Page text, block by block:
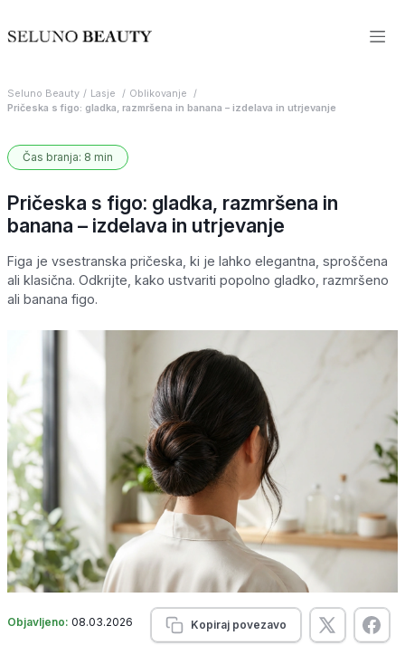
Seluno Beauty Lasje
Oblikovanje
Pričeska s figo: gladka, razmršena in banana – izdelava in utrjevanje
Čas branja: 8 min
Pričeska s figo: gladka, razmršena in
banana – izdelava in utrjevanje
Figa je vsestranska pričeska, ki je lahko elegantna, sproščena
ali klasična. Odkrijte, kako ustvariti popolno gladko, razmršeno
ali banana figo.
Objavljeno: 08.03.2026 Kopiraj povezavo